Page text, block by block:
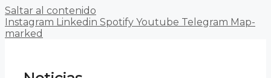
Saltar al contenido
Instagram Linkedin Spotify Youtube Telegram Map-
marked